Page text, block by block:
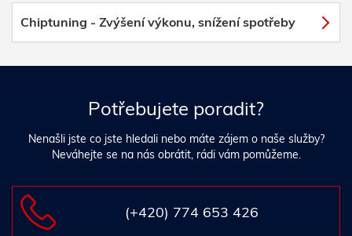
Chiptuning - Zvýšení výkonu, snížení spotřeby
Potřebujete poradit?
Nenašli jste co jste hledali nebo máte zájem o naše služby?
Neváhejte se na nás obrátit, rádi vám pomůžeme.
(+420) 774 653 426